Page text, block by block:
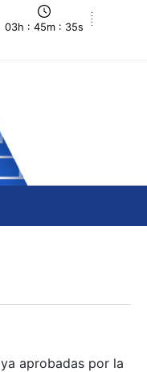
03h : 45m : 36s
ya aprobadas por la